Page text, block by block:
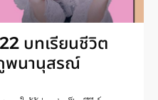
นแบบที่ต้องการ อ่านราย
th/take-
บทเรียนชีวิต
ภูพนานุสรณ์